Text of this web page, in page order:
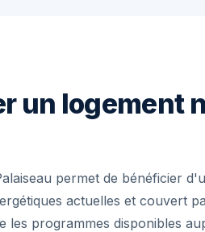
un logement
permet de bénéficier
actuelles et couvert
les programmes disponibles